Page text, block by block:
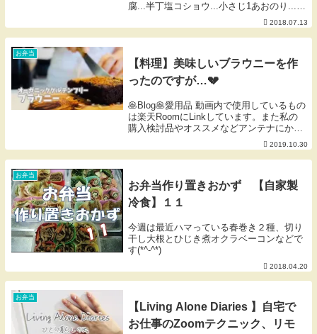
腐...半丁塩コショウ...小さじ1あおのり...
少々片栗粉...適量１．れんこんを1cm弱の
厚さにの輪切りに、にんじん、たまねぎは
みじん切りに、...
2018.07.13
お弁当
【料理】美味しいブラウニーを作
ったのですが…💔
🥞Blog🥞愛用品 動画内で使用しているもの
は楽天RoomにLinkしています。また私の
購入検討品やオススメなどアンテナにかか
ったものをLinkしているお買い物メモでも
あります。ご活用いただけたら幸いです🐰
※掲載のないものは楽天扱い無しor...
2019.10.30
お弁当
お弁当作り置きおかず 【自家製
冷食】１１
今週は最近ハマっている春巻き２種、切り
干し大根とひじき煮オクラベーコンなどで
す(*^-^*)
2018.04.20
お弁当
【Living Alone Diaries 】自宅で
お仕事のZoomテクニック、リモ